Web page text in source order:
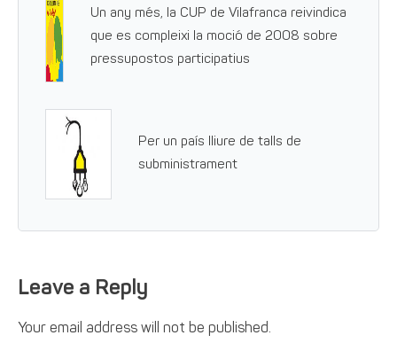
Un any més, la CUP de Vilafranca reivindica
que es compleixi la moció de 2008 sobre
pressupostos participatius
Per un país lliure de talls de
subministrament
Leave a Reply
Your email address will not be published.